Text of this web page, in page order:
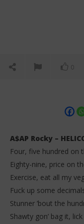
0
A$AP Rocky –
Four, five hundred on
Eighty-nine, price on
Exercise, eat all my
Fuck up some
Stunner ’bout the
Shawty gon’ bag it,